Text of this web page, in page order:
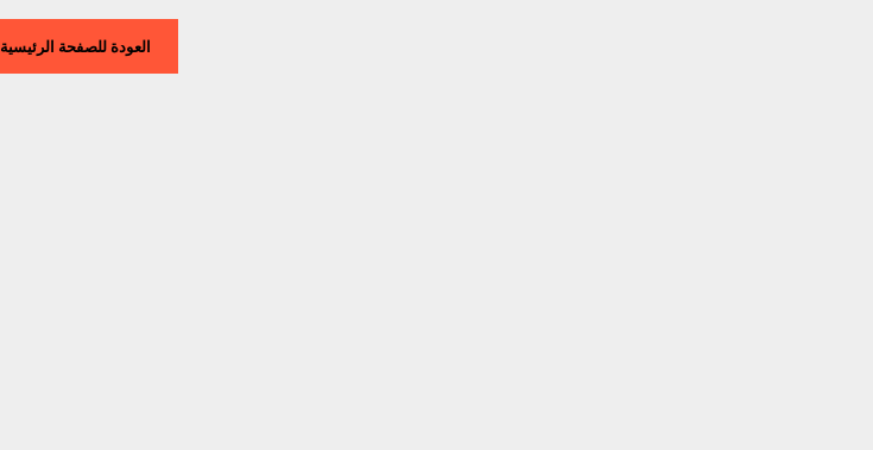
العودة للصفحة الرئيسية